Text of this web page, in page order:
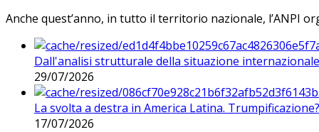
Anche quest’anno, in tutto il territorio nazionale, l’ANPI
Dall'analisi strutturale della situazione
29/07/2026
La svolta a destra in America Latina. Trumpificazione?
17/07/2026